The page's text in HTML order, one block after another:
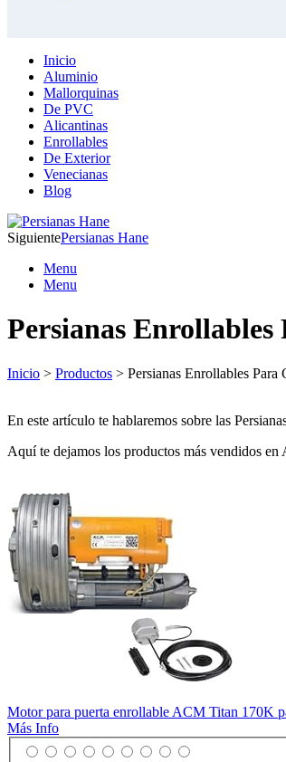
Inicio
Aluminio
Mallorquinas
De PVC
Alicantinas
Enrollables
De Exterior
Venecianas
Blog
SiguientePersianas Hane
Menu
Menu
Persianas Enrollables
Inicio > Productos > Persianas Enrollables Para
En este artículo te hablaremos sobre las
Aquí te dejamos los productos más vendidos en
Motor para puerta enrollable ACM Titan 170K
Más Info